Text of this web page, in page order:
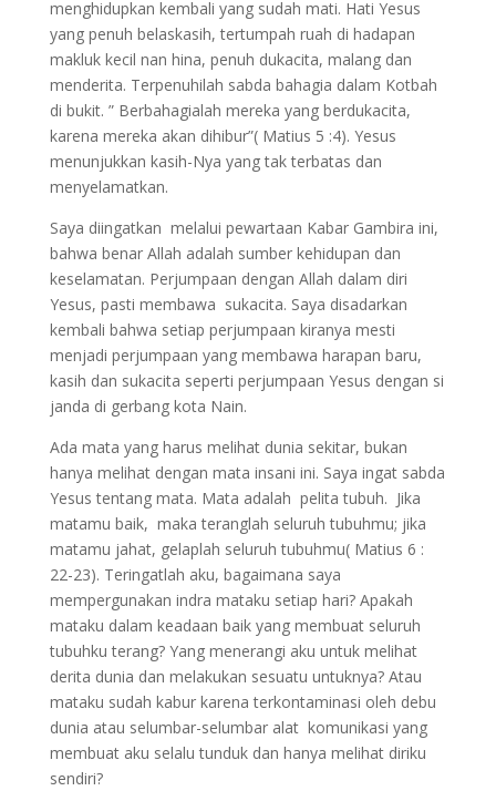
menghidupkan kembali yang sudah mati. Hati Yesus
yang penuh belaskasih, tertumpah ruah di hadapan
makluk kecil nan hina, penuh dukacita, malang dan
menderita. Terpenuhilah sabda bahagia dalam Kotbah
di bukit. ” Berbahagialah mereka yang berdukacita,
karena mereka akan dihibur”( Matius 5 :4). Yesus
menunjukkan kasih-Nya yang tak terbatas dan
menyelamatkan.
Saya diingatkan melalui pewartaan Kabar Gambira ini,
bahwa benar Allah adalah sumber kehidupan dan
keselamatan. Perjumpaan dengan Allah dalam diri
Yesus, pasti membawa sukacita. Saya disadarkan
kembali bahwa setiap perjumpaan kiranya mesti
menjadi perjumpaan yang membawa harapan baru,
kasih dan sukacita seperti perjumpaan Yesus dengan si
janda di gerbang kota Nain.
Ada mata yang harus melihat dunia sekitar, bukan
hanya melihat dengan mata insani ini. Saya ingat sabda
Yesus tentang mata. Mata adalah pelita tubuh. Jika
matamu baik, maka teranglah seluruh tubuhmu; jika
matamu jahat, gelaplah seluruh tubuhmu( Matius 6 :
22-23). Teringatlah aku, bagaimana saya
mempergunakan indra mataku setiap hari? Apakah
mataku dalam keadaan baik yang membuat seluruh
tubuhku terang? Yang menerangi aku untuk melihat
derita dunia dan melakukan sesuatu untuknya? Atau
mataku sudah kabur karena terkontaminasi oleh debu
dunia atau selumbar-selumbar alat komunikasi yang
membuat aku selalu tunduk dan hanya melihat diriku
sendiri?